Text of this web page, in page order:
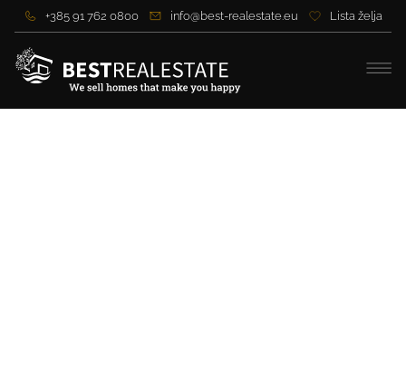
+385 91 762 0800 info@best-realestate.eu Lista želja